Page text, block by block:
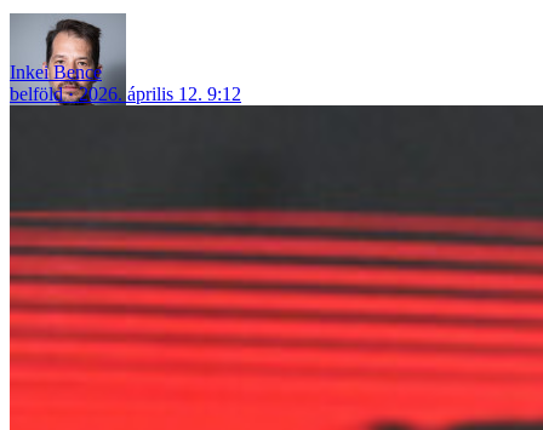
Inkei Bence
belföld
2026. április 12. 9:12